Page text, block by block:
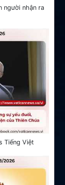
người nhận ra
Tiếng Việt